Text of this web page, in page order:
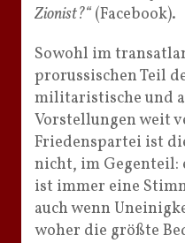
Zionist?“ (Facebook).
Sowohl im
prorussischen Teil
militaristische und
Vorstellungen weit
Friedenspartei ist
nicht, im Gegenteil:
ist immer eine
auch wenn
woher die größte